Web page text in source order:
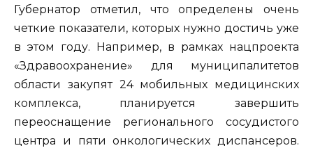
Губернатор отметил, что определены очень
четкие показатели, которых нужно достичь уже
в этом году. Например, в рамках нацпроекта
«Здравоохранение» для муниципалитетов
области закупят 24 мобильных медицинских
комплекса, планируется завершить
переоснащение регионального сосудистого
центра и пяти онкологических диспансеров.